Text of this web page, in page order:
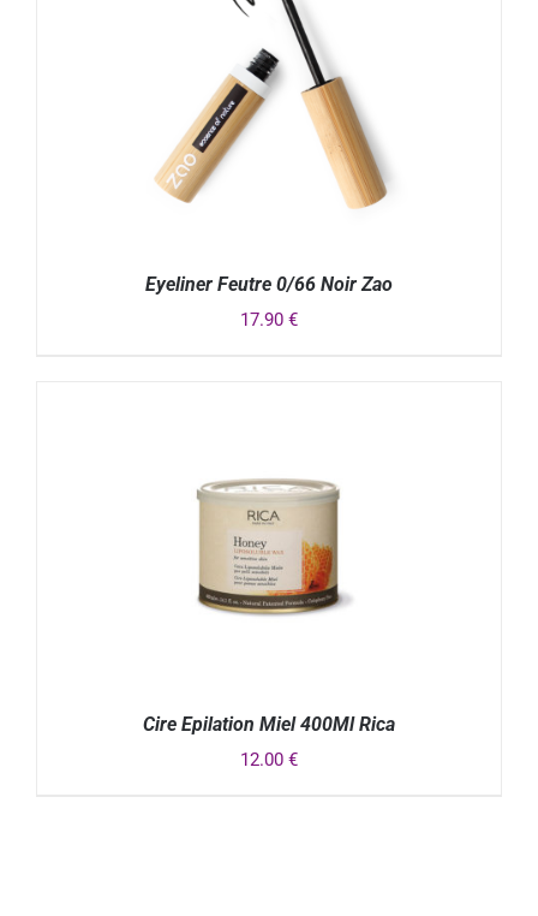
Eyeliner Feutre 0/66 Noir Zao
17.90 €
Cire Epilation Miel 400Ml Rica
12.00 €